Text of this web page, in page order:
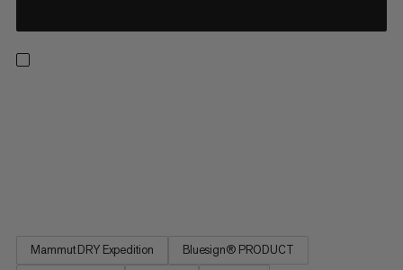
Mammut DRY Expedition
Bluesign® PRODUCT